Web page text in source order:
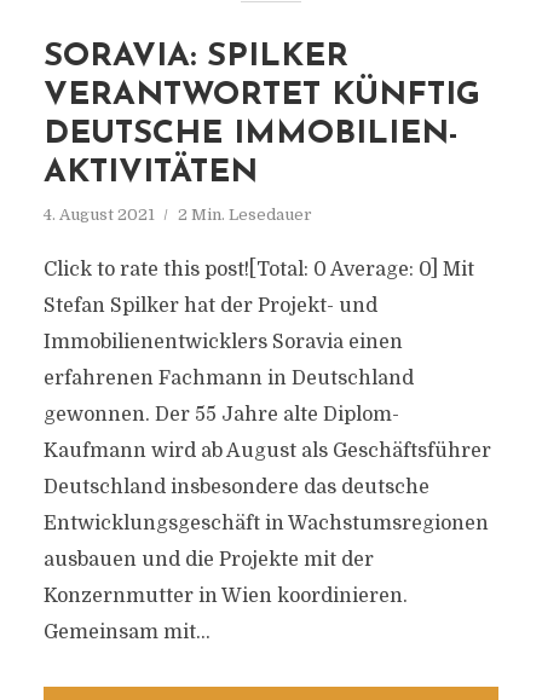
SORAVIA: SPILKER
VERANTWORTET KÜNFTIG
DEUTSCHE IMMOBILIEN-
AKTIVITÄTEN
4. August 2021 2 Min. Lesedauer
Click to rate this post![Total: 0 Average: 0] Mit
Stefan Spilker hat der Projekt- und
Immobilienentwicklers Soravia einen
erfahrenen Fachmann in Deutschland
gewonnen. Der 55 Jahre alte Diplom-
Kaufmann wird ab August als Geschäftsführer
Deutschland insbesondere das deutsche
Entwicklungsgeschäft in Wachstumsregionen
ausbauen und die Projekte mit der
Konzernmutter in Wien koordinieren.
Gemeinsam mit...